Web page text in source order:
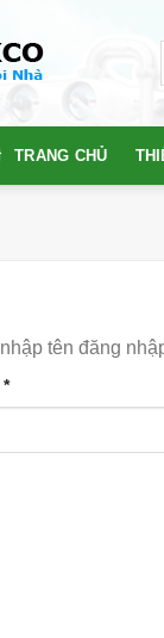
TRANG CHỦ
tên đăng
*Bắt
buộc